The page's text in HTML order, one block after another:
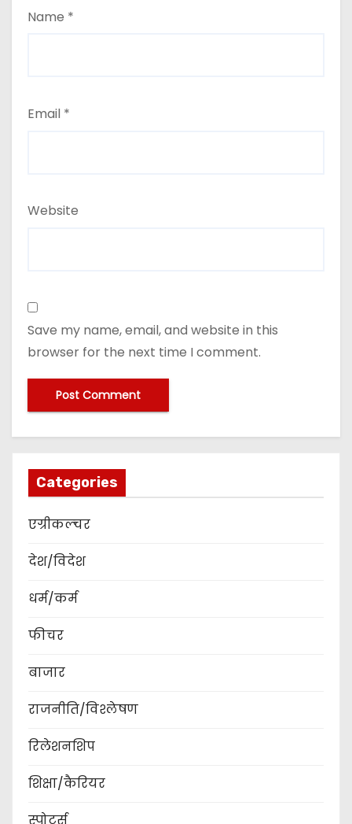
Name *
Email *
Website
Save my name, email, and website in this
browser for the next time I comment.
Categories
एग्रीकल्चर
देश/विदेश
धर्म/कर्म
फीचर
बाजार
राजनीति/विश्लेषण
रिलेशनशिप
शिक्षा/कैरियर